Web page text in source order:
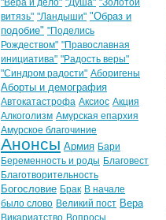
"Вера и дело" "Душа" "Золотой
витязь" "Ландыши" "Образ и
подобие" "Поделись
Рождеством" "Православная
инициатива" "Радость веры"
"Синдром радости" Аборигены
Аборты и демография
Автокатастрофа Аксиос Акция
Алкоголизм Амурская епархия
Амурское благочиние
Анонсы Армия Бари
Беременность и роды Благовест
Благотворительность
Богословие Брак В начале
было слово Великий пост Вера
Викариатство Вопросы